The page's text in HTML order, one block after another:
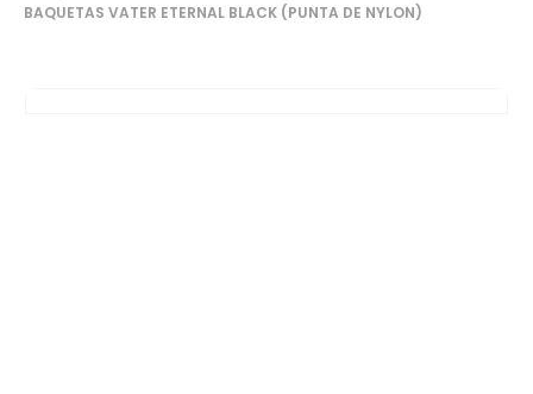
BAQUETAS VATER ETERNAL BLACK (PUNTA DE NYLON)